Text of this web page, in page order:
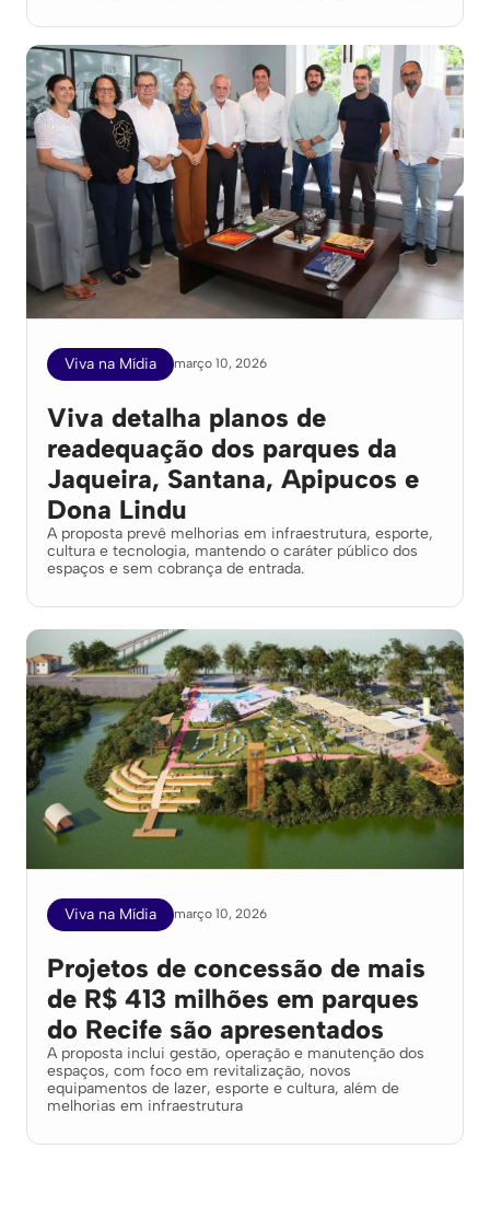
Viva na Mídia março 10, 2026
Viva detalha planos de
readequação dos parques da
Jaqueira, Santana, Apipucos e
Dona Lindu
A proposta prevê melhorias em infraestrutura, esporte,
cultura e tecnologia, mantendo o caráter público dos
espaços e sem cobrança de entrada.
Viva na Mídia março 10, 2026
Projetos de concessão de mais
de R$ 413 milhões em parques
do Recife são apresentados
A proposta inclui gestão, operação e manutenção dos
espaços, com foco em revitalização, novos
equipamentos de lazer, esporte e cultura, além de
melhorias em infraestrutura